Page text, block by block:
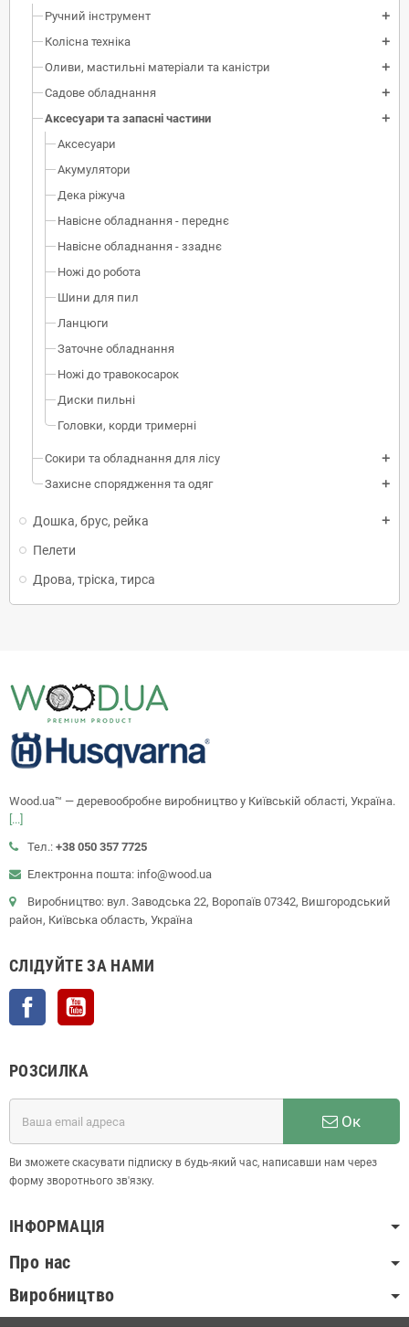
Ручний інструмент add
Колісна техніка add
Оливи, мастильні матеріали та каністри add
Садове обладнання add
Аксесуари та запасні частини add
Аксесуари
Акумулятори
Дека ріжуча
Навісне обладнання - переднє
Навісне обладнання - ззаднє
Ножі до робота
Шини для пил
Ланцюги
Заточне обладнання
Ножі до травокосарок
Диски пильні
Головки, корди тримерні
Сокири та обладнання для лісу add
Захисне спорядження та одяг add
Дошка, брус, рейка add
Пелети
Дрова, тріска, тирса
Wood.ua™ — деревообробне виробництво у Київській області, Україна.
[...]
Тел.: +38 050 357 7725
Електронна пошта: info@wood.ua
Виробництво: вул. Заводська 22, Воропаїв 07342, Вишгородський
район, Київська область, Україна
СЛІДУЙТЕ ЗА НАМИ
Facebook
РОЗСИЛКА
Ок
Ви зможете скасувати підписку в будь-який час, написавши нам через
форму зворотнього зв'язку.
ІНФОРМАЦІЯ
Про нас
Виробництво